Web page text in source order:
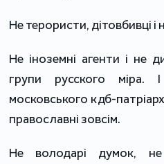
Не терористи, дітовбивці і
Не іноземні агенти і не
групи русского міра.
московського кдб-
православні зовсім.
Не володарі думок, не